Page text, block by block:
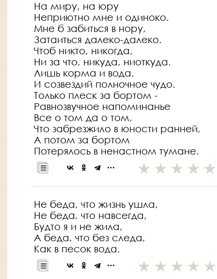
На миру, на юру
Неприютно мне и одиноко.
Мне б забиться в нору,
Затаиться далеко-далеко.
Чтоб никто, никогда,
Ни за что, никуда, ниоткуда.
Лишь корма и вода.
И созвездий полночное чудо.
Только плеск за бортом -
Равнозвучное напоминанье
Все о том да о том,
Что забрезжило в юности ранней,
А потом за бортом
Потерялось в ненастном тумане.
Не беда, что жизнь ушла,
Не беда, что навсегда,
Будто я и не жила,
А беда, что без следа,
Как в песок вода.